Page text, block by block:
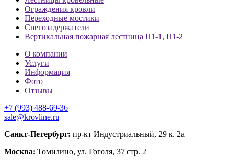
Ограждения кровли
Переходные мостики
Снегозадержатели
Вертикальная пожарная лестница П1-1, П1-2
О компании
Услуги
Информация
Фото
Отзывы
+7 (993) 488-69-36
sale@krovline.ru
Санкт-Петербург: пр-кт Индустриальный, 29 к. 2а
Москва: Томилино, ул. Гоголя, 37 стр. 2